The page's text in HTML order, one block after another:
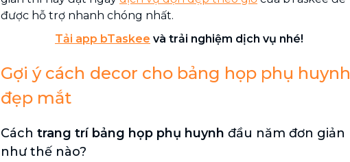
được hỗ trợ nhanh chóng nhất.
Tải app bTaskee và trải nghiệm dịch vụ nhé!
Gợi ý cách decor cho bảng họp phụ huynh
đẹp mắt
Cách trang trí bảng họp phụ huynh đầu năm đơn giản
như thế nào?